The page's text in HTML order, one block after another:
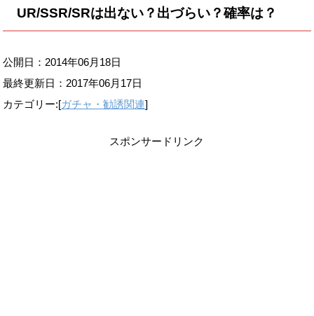
UR/SSR/SRは出ない？出づらい？確率は？
公開日：2014年06月18日
最終更新日： 2017年06月17日
カテゴリー:[ガチャ・勧誘関連]
スポンサードリンク